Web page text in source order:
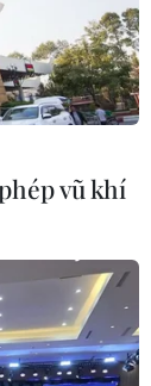
vũ khí